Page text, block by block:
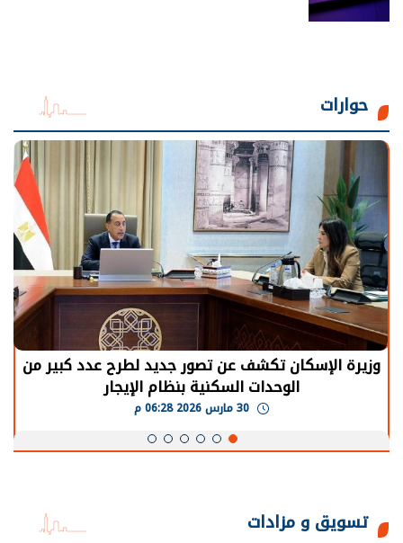
حوارات
وزيرة الإسكان تكشف عن تصور جديد لطرح عدد كبير من
الوحدات السكنية بنظام الإيجار
تسويق و مزادات